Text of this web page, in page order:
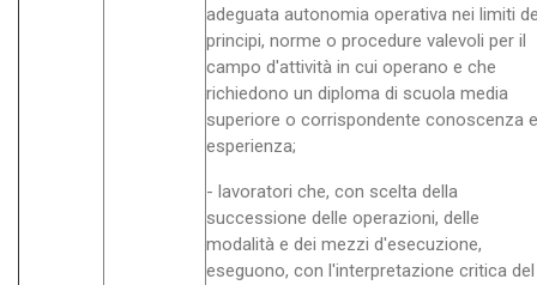
adeguata autonomia operativa nei limiti
principi, norme o procedure valevoli per il
campo d'attività in cui operano e che
richiedono un diploma di scuola media
superiore o corrispondente conoscenza
esperienza;
- lavoratori che, con scelta della
successione delle operazioni, delle
modalità e dei mezzi d'esecuzione,
eseguono, con l'interpretazione critica del